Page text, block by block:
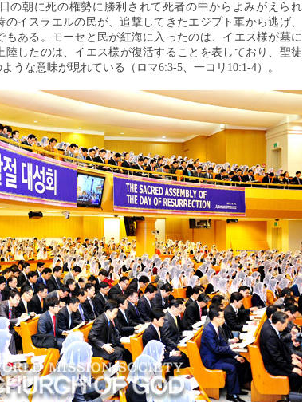
の朝に死の権勢に勝利されて死者の中からよみがえられ
イスラエルの民が、追撃してきたエジプト軍から逃げ、
ある。モーセと民が紅海に入ったのは、イエス様が墓に
陸したのは、イエス様が復活することを表しており、聖徒
うな意味が現れている（ロマ6:3-5、一コリ10:1-4）。